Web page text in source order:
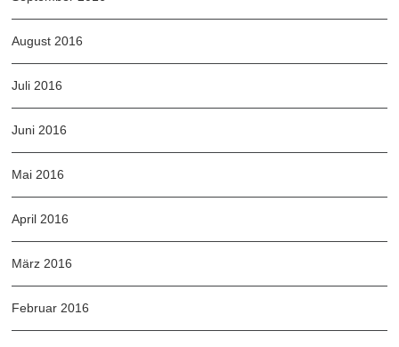
August 2016
Juli 2016
Juni 2016
Mai 2016
April 2016
März 2016
Februar 2016